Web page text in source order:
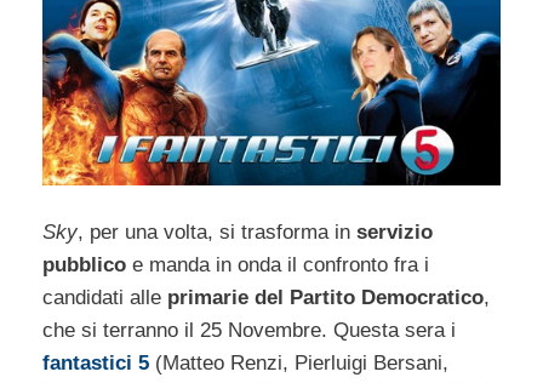
Sky, per una volta, si trasforma in servizio
pubblico e manda in onda il confronto fra i
candidati alle primarie del Partito Democratico,
che si terranno il 25 Novembre. Questa sera i
fantastici 5 (Matteo Renzi, Pierluigi Bersani,